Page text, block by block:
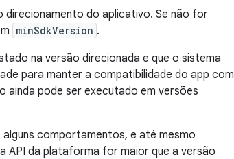
direcionamento do aplicativo. Se não for
minSdkVersion .
na versão direcionada e que o sistema
para manter a compatibilidade do app com
ainda pode ser executado em versões
alguns comportamentos, e até mesmo
API da plataforma for maior que a versão